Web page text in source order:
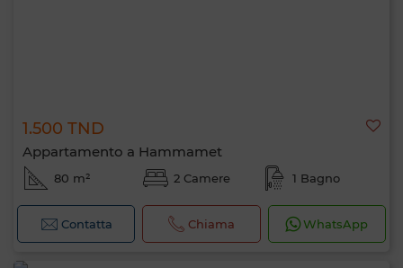
1.500 TND
Appartamento a Hammamet
80 m² 2 Camere 1 Bagno
Contatta Chiama WhatsApp